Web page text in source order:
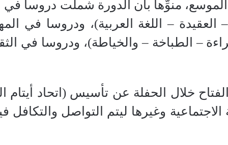
منوِّها بأن الدورة شملت دروسا في
العقيدة – اللغة العربية)، ودروسا في
– الطباخة – والخياطة)، ودروسا في
الفتاح خلال الحفلة عن تأسيس (اتحاد